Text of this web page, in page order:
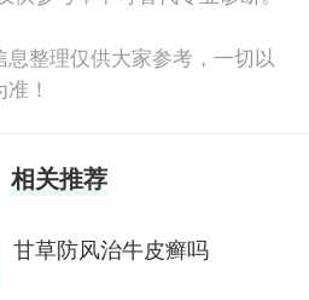
整理仅供大家参考，一切以
！
相关推荐
甘草防风治牛皮癣吗